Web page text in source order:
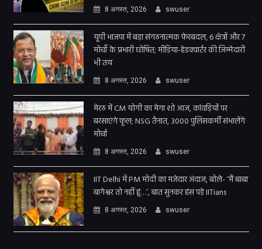
8 अगस्त, 2026 swuser
यूपी भाजपा में बड़ा संगठनात्मक फेरबदल, 6 क्षेत्रों और 7
मोर्चों के प्रभारी घोषित; मीडिया-हेडक्वार्टर की जिम्मेदारी
भी तय
8 अगस्त, 2026 swuser
मेरठ में CM योगी का मेगा शो आज, कांवड़ियों पर
बरसाएंगे फूल; NSG तैनात, 3000 पुलिसकर्मी संभालेंगे
मोर्चा
8 अगस्त, 2026 swuser
IIT Delhi में PM मोदी का मजेदार अंदाज, बोले- ‘मैं बाबा
बागेश्वर तो नहीं हूं…’, बात सुनकर हंस पड़े IITians
8 अगस्त, 2026 swuser